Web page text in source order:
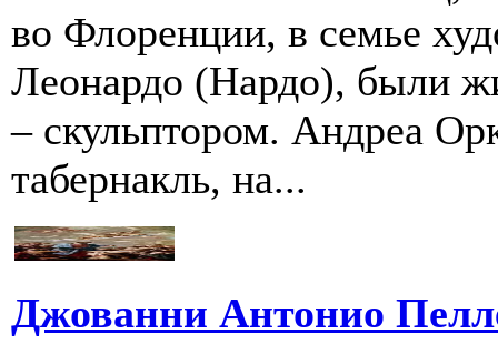
во Флоренции, в семье
Леонардо (Нардо), были
– скульптором. Андреа
табернакль, на...
Джованни Антонио